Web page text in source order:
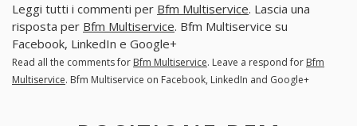
Leggi tutti i commenti per Bfm Multiservice. Lascia una
risposta per Bfm Multiservice. Bfm Multiservice su
Facebook, LinkedIn e Google+
Read all the comments for Bfm Multiservice. Leave a respond for Bfm
Multiservice. Bfm Multiservice on Facebook, LinkedIn and Google+